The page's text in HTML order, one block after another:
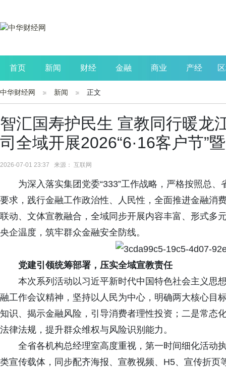
首页 新闻 财经 金融 商业 产经
公司 生活 读书
中华财经网 新闻 正文
智汇国寿护民生 宣教同行暖
司全域开展2026“6·16客户节”
2026-07-01 23:37 来源： 互联网
为深入落实集团党委“333”工作战略，严格按照总
要求，践行金融工作政治性、人民性，全面推进金融消
联动、文体宣教融合，全域同步开展内容丰富、形式多
央企温度，筑牢群众金融安全防线。
党建引领统筹部署，压实全域宣教责任
本次系列活动以习近平新时代中国特色社会主义思
融工作会议精神，坚持以人民为中心，明确两大核心目
知识、揭示金融风险，引导消费者理性投资；二是常态
法律法规，提升群众维权与风险识别能力。
全省各机构总经理室高度重视，第一时间细化活动
类宣传载体，同步配齐海报、宣教视频、 H5、宣传折页